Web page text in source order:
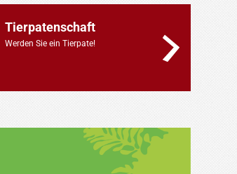
Tierpatenschaft
Werden Sie ein Tierpate!